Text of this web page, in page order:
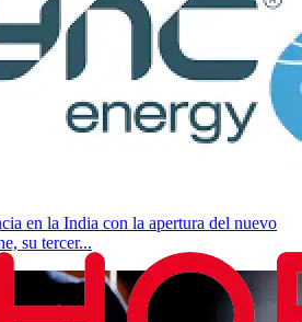
centro tecnológico en la India
en la India con la apertura del nuevo
su tercer...